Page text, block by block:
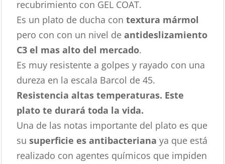
recubrimiento con GEL COAT.
Es un plato de ducha con textura mármol
pero con con un nivel deantideslizamiento
C3 el mas alto del mercado.
Es muy resistente a golpes y rayado con una
dureza en la escala Barcol de 45.
Resistencia altas temperaturas. Este
plato te durará toda la vida.
Una de las notas importante del plato es que
susuperficie es antibacterianaya que está
realizado con agentes químicos que impiden